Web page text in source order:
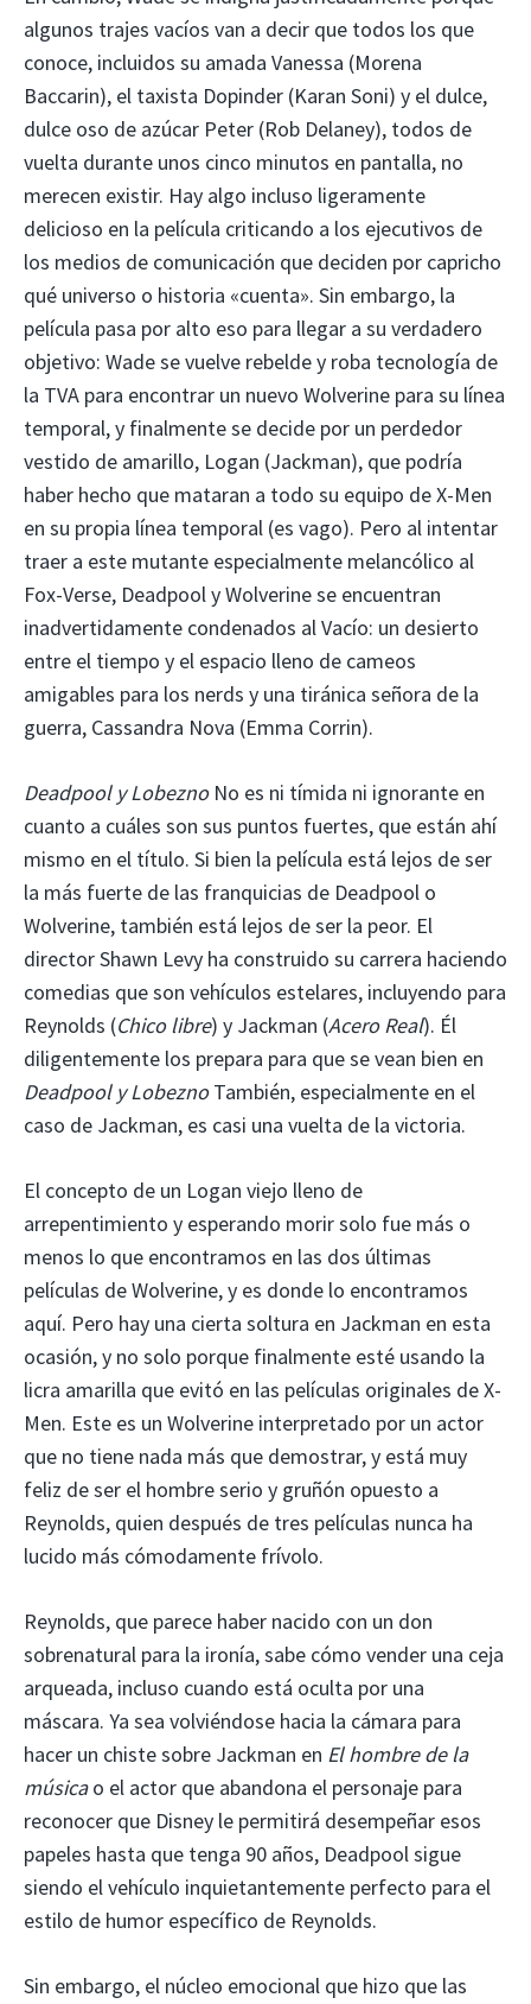
algunos trajes vacíos van a decir que todos los que
conoce, incluidos su amada Vanessa (Morena
Baccarin), el taxista Dopinder (Karan Soni) y el dulce,
dulce oso de azúcar Peter (Rob Delaney), todos de
vuelta durante unos cinco minutos en pantalla, no
merecen existir. Hay algo incluso ligeramente
delicioso en la película criticando a los ejecutivos de
los medios de comunicación que deciden por capricho
qué universo o historia «cuenta». Sin embargo, la
película pasa por alto eso para llegar a su verdadero
objetivo: Wade se vuelve rebelde y roba tecnología de
la TVA para encontrar un nuevo Wolverine para su línea
temporal, y finalmente se decide por un perdedor
vestido de amarillo, Logan (Jackman), que podría
haber hecho que mataran a todo su equipo de X-Men
en su propia línea temporal (es vago). Pero al intentar
traer a este mutante especialmente melancólico al
Fox-Verse, Deadpool y Wolverine se encuentran
inadvertidamente condenados al Vacío: un desierto
entre el tiempo y el espacio lleno de cameos
amigables para los nerds y una tiránica señora de la
guerra, Cassandra Nova (Emma Corrin).
Deadpool y LobeznoNo es ni tímida ni ignorante en
cuanto a cuáles son sus puntos fuertes, que están ahí
mismo en el título. Si bien la película está lejos de ser
la más fuerte de las franquicias de Deadpool o
Wolverine, también está lejos de ser la peor. El
director Shawn Levy ha construido su carrera haciendo
comedias que son vehículos estelares, incluyendo para
Reynolds (Chico libre) y Jackman (Acero Real). Él
diligentemente los prepara para que se vean bien en
Deadpool y LobeznoTambién, especialmente en el
caso de Jackman, es casi una vuelta de la victoria.
El concepto de un Logan viejo lleno de
arrepentimiento y esperando morir solo fue más o
menos lo que encontramos en las dos últimas
películas de Wolverine, y es donde lo encontramos
aquí. Pero hay una cierta soltura en Jackman en esta
ocasión, y no solo porque finalmente esté usando la
licra amarilla que evitó en las películas originales de X-
Men. Este es un Wolverine interpretado por un actor
que no tiene nada más que demostrar, y está muy
feliz de ser el hombre serio y gruñón opuesto a
Reynolds, quien después de tres películas nunca ha
lucido más cómodamente frívolo.
Reynolds, que parece haber nacido con un don
sobrenatural para la ironía, sabe cómo vender una ceja
arqueada, incluso cuando está oculta por una
máscara. Ya sea volviéndose hacia la cámara para
hacer un chiste sobre Jackman en El hombre de la
músicao el actor que abandona el personaje para
reconocer que Disney le permitirá desempeñar esos
papeles hasta que tenga 90 años, Deadpool sigue
siendo el vehículo inquietantemente perfecto para el
estilo de humor específico de Reynolds.
Sin embargo, el núcleo emocional que hizo que las